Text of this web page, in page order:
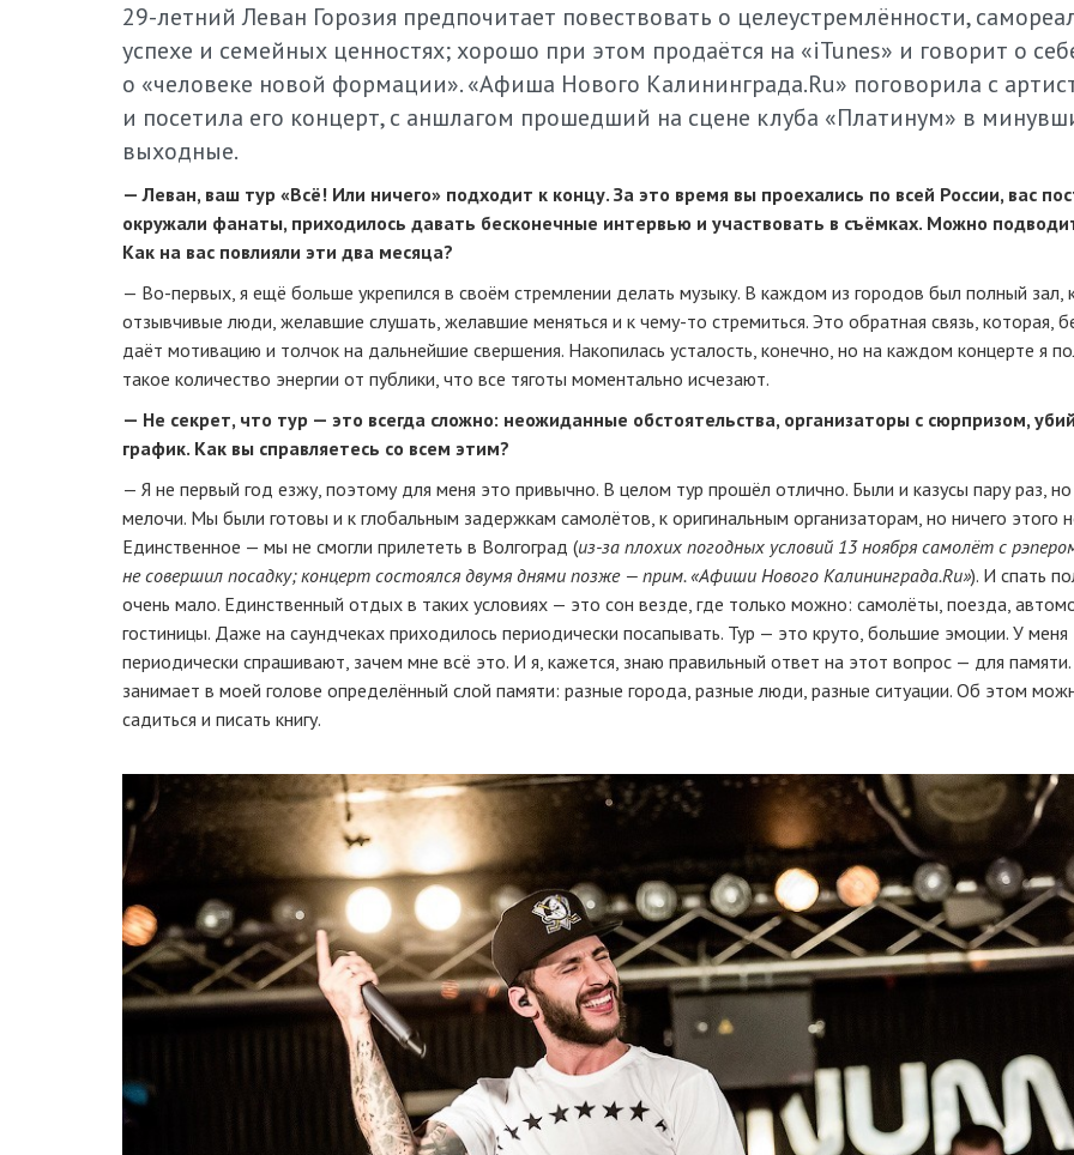
29-летний Леван Горозия предпочитает повествовать о целеустремлённости,
успехе и семейных ценностях; хорошо при этом продаётся на «iTunes» и говорит о
о «человеке новой формации». «Афиша Нового Калининграда.Ru» поговорила с
и посетила его концерт, с аншлагом прошедший на сцене клуба «Платинум» в
выходные.
— Леван, ваш тур «Всё! Или ничего» подходит к концу. За это время вы проехались по всей России, вас
окружали фанаты, приходилось давать бесконечные интервью и участвовать в съёмках. Можно
Как на вас повлияли эти два месяца?
— Во-первых, я ещё больше укрепился в своём стремлении делать музыку. В каждом из городов был полный зал,
отзывчивые люди, желавшие слушать, желавшие меняться и к чему-то стремиться. Это обратная связь, которая,
даёт мотивацию и толчок на дальнейшие свершения. Накопилась усталость, конечно, но на каждом концерте я
такое количество энергии от публики, что все тяготы моментально исчезают.
— Не секрет, что тур — это всегда сложно: неожиданные обстоятельства, организаторы с сюрпризом,
график. Как вы справляетесь со всем этим?
— Я не первый год езжу, поэтому для меня это привычно. В целом тур прошёл отлично. Были и казусы пару раз,
мелочи. Мы были готовы и к глобальным задержкам самолётов, к оригинальным организаторам, но ничего этого
Единственное — мы не смогли прилететь в Волгоград (из-за плохих погодных условий 13 ноября самолёт с
не совершил посадку; концерт состоялся двумя днями позже — прим. «Афиши Нового Калининграда.Ru»). И спать
очень мало. Единственный отдых в таких условиях — это сон везде, где только можно: самолёты, поезда,
гостиницы. Даже на саундчеках приходилось периодически посапывать. Тур — это круто, большие эмоции. У меня
периодически спрашивают, зачем мне всё это. И я, кажется, знаю правильный ответ на этот вопрос — для памяти.
занимает в моей голове определённый слой памяти: разные города, разные люди, разные ситуации. Об этом
садиться и писать книгу.